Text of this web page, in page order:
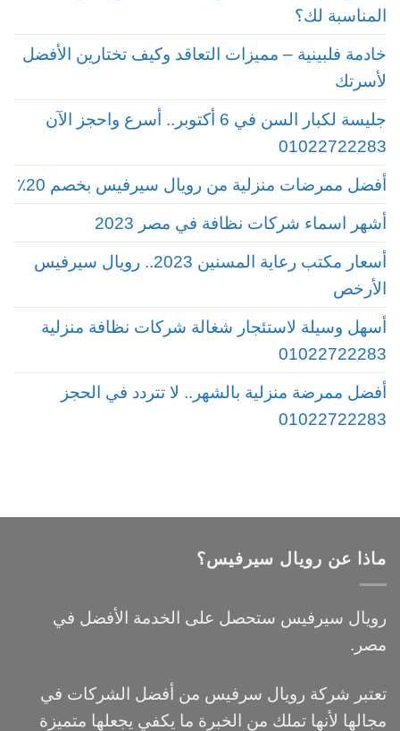
المناسبة لك؟
خادمة فلبينية – مميزات التعاقد وكيف تختارين الأفضل
لأسرتك
جليسة لكبار السن في 6 أكتوبر.. أسرع واحجز الآن
01022722283
أفضل ممرضات منزلية من رويال سيرفيس بخصم 20٪
أشهر اسماء شركات نظافة في مصر 2023
أسعار مكتب رعاية المسنين 2023.. رويال سيرفيس
الأرخص
أسهل وسيلة لاستئجار شغالة شركات نظافة منزلية
01022722283
أفضل ممرضة منزلية بالشهر.. لا تتردد في الحجز
01022722283
ماذا عن رويال سيرفيس؟
رويال سيرفيس ستحصل على الخدمة الأفضل في
مصر.
تعتبر شركة رويال سرفيس من أفضل الشركات في
مجالها لأنها تملك من الخبرة ما يكفي يجعلها متميزة